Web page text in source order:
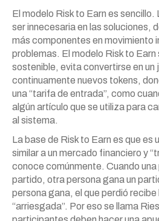
El modelo Risk to Earn es sencillo.
ser innecesaria en las soluciones,
más componentes en movimiento
problemas. El modelo Risk to Earn
sostenible, evita convertirse en un
continuamente nuevos tokens,
una “tarifa de entrada”, como
algún artículo que se utiliza para
al sistema.
La base de Risk to Earn es que es
similar a un mercado financiero y
conoce comúnmente. Cuando una
partido, otra persona gana un
persona gana, el que perdió
“arriesgada”. Por eso se llama